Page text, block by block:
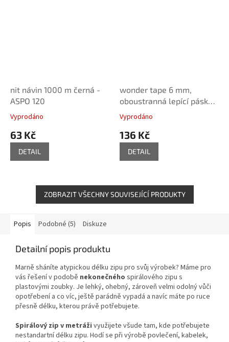
nit návin 1000 m černá -
ASPO 120
Vyprodáno
63 Kč
DETAIL
wonder tape 6 mm,
oboustranná lepící páska,
Vyprodáno
136 Kč
DETAIL
ZOBRAZIT VŠECHNY SOUVISEJÍCÍ PRODUKTY
Popis Podobné (5) Diskuze
Detailní popis produktu
Marně sháníte atypickou délku zipu pro svůj výrobek? Máme pro
vás řešení v podobě nekonečného spirálového zipu s
plastovými zoubky. Je lehký, ohebný, zároveň velmi odolný vůči
opotřebení a co víc, ještě parádně vypadá a navíc máte po ruce
přesně délku, kterou právě potřebujete.
Spirálový zip v metráži využijete všude tam, kde potřebujete
nestandartní délku zipu. Hodí se při výrobě povlečení, kabelek,